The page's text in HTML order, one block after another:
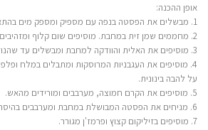
אופן ההכנה:
1. מבשלים את הפסטה בנפה עם מספיק ומספק מים בהתאם להוראות האריזה.
2. מחממים שמן זית במחבת. מוסיפים שום קלוף ומזהיבים היטב באש בינונית.
3. מוסיפים את האלית והוודקה למחבת ומבשלים עד שהנוזלים התאייפו במחצית.
על להבה בינונית.
5. מוסיפים את הקרם חמוצה, מערבבים ומורידים מהאש.
6. מניחים את הפסטה המבושלת במחבת ומערבבים בהיסח העין.
7. מוסיפים בזיליקום קצוץ ופרמז'ן מגורר.